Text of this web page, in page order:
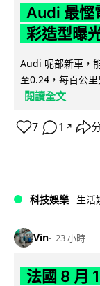
Audi 最
彩造型曝
Audi 呢部新車，
至0.24，每百公
閱讀全文
7 1 ↗
科技娛樂 生活
Vin 23 小時
法國 8 月